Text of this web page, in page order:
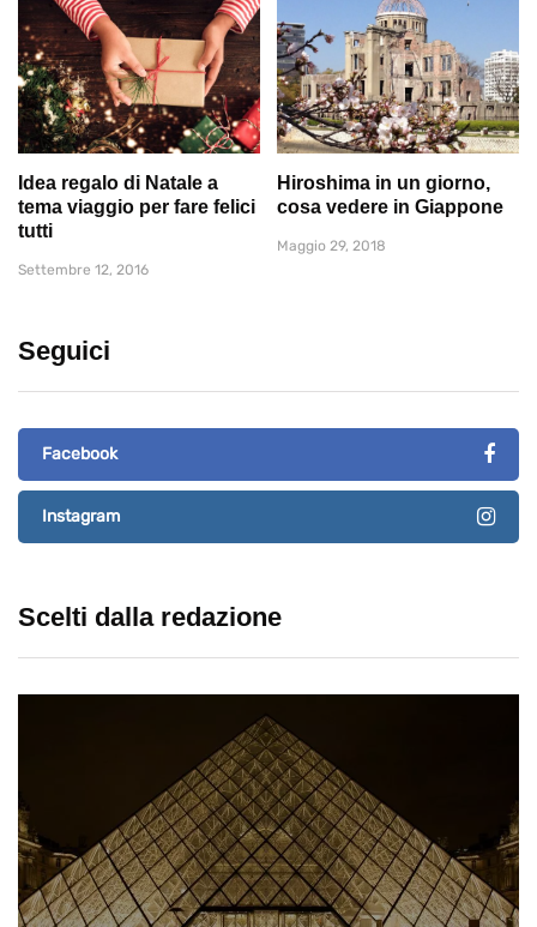
Idea regalo di Natale a
tema viaggio per fare felici
tutti
Settembre 12, 2016
Hiroshima in un giorno,
cosa vedere in Giappone
Maggio 29, 2018
Seguici
Facebook
Instagram
Scelti dalla redazione